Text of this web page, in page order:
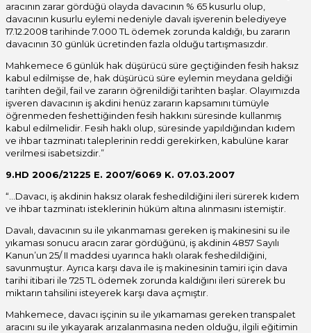
aracının zarar gördüğü olayda davacının % 65 kusurlu olup,
davacının kusurlu eylemi nedeniyle davalı işverenin belediyeye
17.12.2008 tarihinde 7.000 TL ödemek zorunda kaldığı, bu zararın
davacının 30 günlük ücretinden fazla olduğu tartışmasızdır.
Mahkemece 6 günlük hak düşürücü süre geçtiğinden fesih haksız
kabul edilmişse de, hak düşürücü süre eylemin meydana geldiği
tarihten değil, fail ve zararın öğrenildiği tarihten başlar. Olayımızda
işveren davacının iş akdini henüz zararın kapsamını tümüyle
öğrenmeden feshettiğinden fesih hakkını süresinde kullanmış
kabul edilmelidir. Fesih haklı olup, süresinde yapıldığından kıdem
ve ihbar tazminatı taleplerinin reddi gerekirken, kabulüne karar
verilmesi isabetsizdir.”
9.HD 2006/21225 E. 2007/6069 K. 07.03.2007
“…Davacı, iş akdinin haksız olarak feshedildiğini ileri sürerek kıdem
ve ihbar tazminatı isteklerinin hüküm altına alınmasını istemiştir.
Davalı, davacının su ile yıkanmaması gereken iş makinesini su ile
yıkaması sonucu aracın zarar gördüğünü, iş akdinin 4857 Sayılı
Kanun’un 25/ II maddesi uyarınca haklı olarak feshedildiğini,
savunmuştur. Ayrıca karşı dava ile iş makinesinin tamiri için dava
tarihi itibari ile 725 TL ödemek zorunda kaldığını ileri sürerek bu
miktarın tahsilini isteyerek karşı dava açmıştır.
Mahkemece, davacı işçinin su ile yıkamaması gereken transpalet
aracını su ile yıkayarak arızalanmasına neden olduğu, ilgili eğitimin